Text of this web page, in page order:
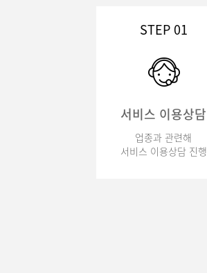
STEP 01
서비스 이용상담
업종과 관련해
서비스 이용상담 진행